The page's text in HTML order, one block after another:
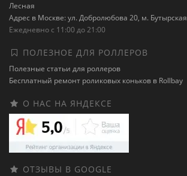
Лесная
Адрес в Москве: ул. Добролюбова 20, м. Бутырская
Ежедневно с 11:00 до 21:00
ПОЛЕЗНОЕ ДЛЯ РОЛЛЕРОВ
Полезные статьи для роллеров
Бесплатный ремонт роликовых коньков в Rollbay
О НАС НА ЯНДЕКСЕ
ОТЗЫВЫ В GOOGLE